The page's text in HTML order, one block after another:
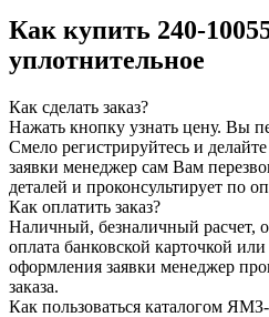
Как купить 240-
уплотнительное
Как сделать заказ?
Нажать кнопку узнать цену. Вы
Смело регистрируйтесь и делайте
заявки менеджер сам Вам
деталей и проконсультирует по
Как оплатить заказ?
Наличный, безналичный расчет,
оплата банковской карточкой
оформления заявки менеджер
заказа.
Как пользоваться каталогом